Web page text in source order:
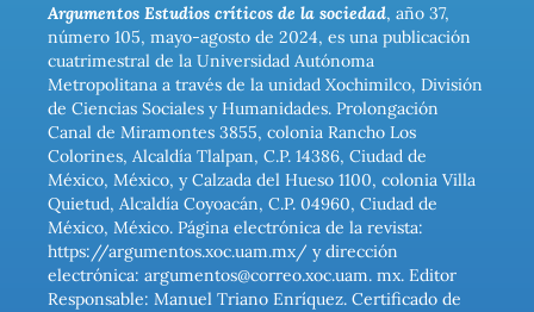
Argumentos Estudios críticos de la sociedad, año 37,
número 105, mayo-agosto de 2024, es una publicación
cuatrimestral de la Universidad Autónoma
Metropolitana a través de la unidad Xochimilco, División
de Ciencias Sociales y Humanidades. Prolongación
Canal de Miramontes 3855, colonia Rancho Los
Colorines, Alcaldía Tlalpan, C.P. 14386, Ciudad de
México, México, y Calzada del Hueso 1100, colonia Villa
Quietud, Alcaldía Coyoacán, C.P. 04960, Ciudad de
México, México. Página electrónica de la revista:
https://argumentos.xoc.uam.mx/ y dirección
electrónica: argumentos@correo.xoc.uam. mx. Editor
Responsable: Manuel Triano Enríquez. Certificado de